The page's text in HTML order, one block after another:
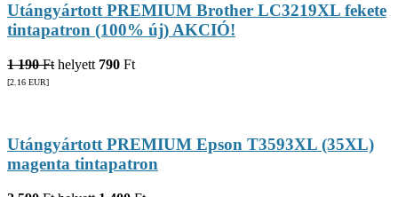
Utángyártott PREMIUM Brother LC3219XL fekete
tintapatron (100% új) AKCIÓ!
1 190 Ft helyett 790 Ft
[2.16 EUR]
Utángyártott PREMIUM Epson T3593XL (35XL)
magenta tintapatron